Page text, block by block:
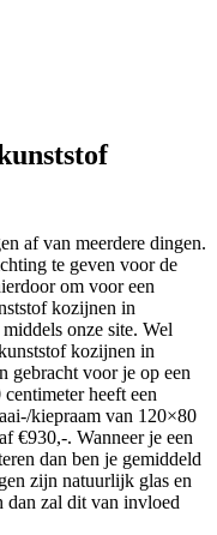
af van meerdere dingen.
te geven voor de
om voor een
kozijnen in
onze site. Wel
kozijnen in
gebracht voor je op een
heeft een
kiepraam van 120×80
€930,-. Wanneer je een
dan ben je gemiddeld
zijn natuurlijk glas en
dan zal dit van invloed